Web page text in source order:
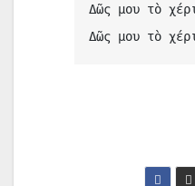
Δῶς μου τὸ
Δῶς μου τὸ